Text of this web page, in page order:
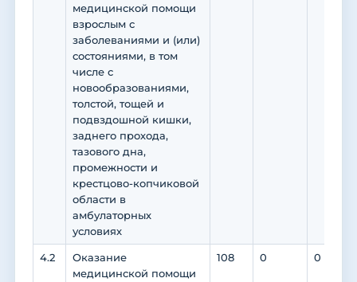
медицинской помощи
взрослым с
заболеваниями и (или)
состояниями, в том
числе с
новообразованиями,
толстой, тощей и
подвздошной кишки,
заднего прохода,
тазового дна,
промежности и
крестцово-копчиковой
области в
амбулаторных
условиях
4.2
Оказание
медицинской помощи
108 0 0